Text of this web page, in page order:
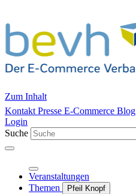
Zum Inhalt
Kontakt Presse E-Commerce Blog
Login
Suche
Veranstaltungen
Themen
Pfeil Knopf